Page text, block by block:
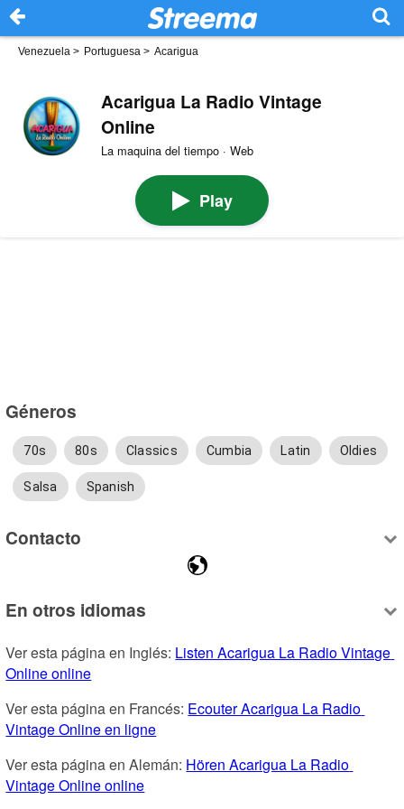
Venezuela > Portuguesa > Acarigua
Acarigua La Radio Vintage
Online
La maquina del tiempo · Web
Play
Géneros
70s 80s Classics Cumbia Latin Oldies
Salsa Spanish
Contacto
En otros idiomas
Ver esta página en Inglés: Listen Acarigua La Radio Vintage
Online online
Ver esta página en Francés: Ecouter Acarigua La Radio
Vintage Online en ligne
Ver esta página en Alemán: Hören Acarigua La Radio
Vintage Online online